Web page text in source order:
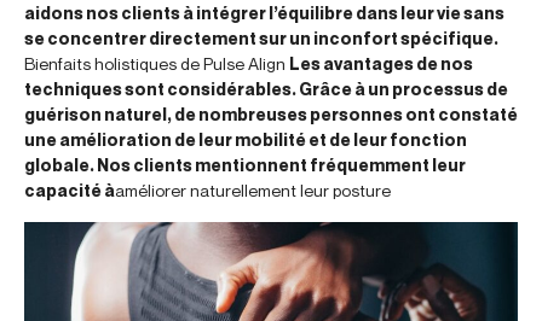
aidons nos clients à intégrer l’équilibre dans leur vie sans
se concentrer directement sur un inconfort spécifique.
Bienfaits holistiques de Pulse Align Les avantages de nos
techniques sont considérables. Grâce à un processus de
guérison naturel, de nombreuses personnes ont constaté
une amélioration de leur mobilité et de leur fonction
globale. Nos clients mentionnent fréquemment leur
capacité àaméliorer naturellement leur posture